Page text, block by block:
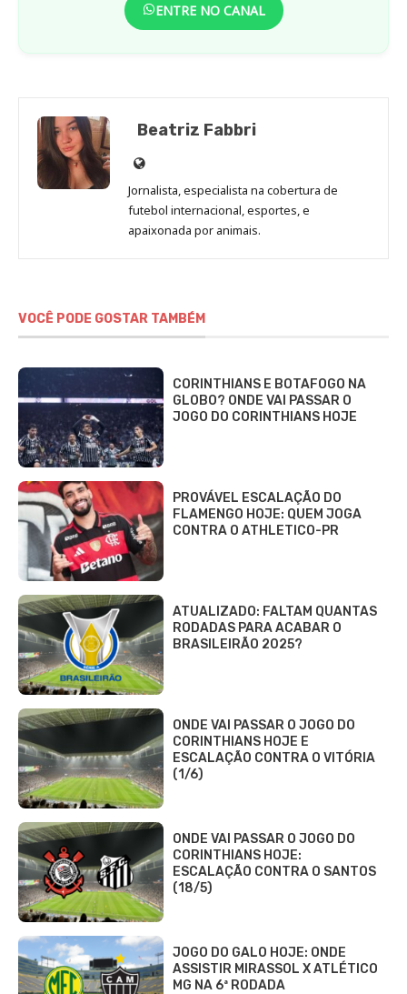
ENTRE NO CANAL
Beatriz Fabbri
Site
de
Beatriz
Fabbri
Jornalista, especialista na cobertura de
futebol internacional, esportes, e
apaixonada por animais.
VOCÊ PODE GOSTAR TAMBÉM
CORINTHIANS E BOTAFOGO NA
GLOBO? ONDE VAI PASSAR O
JOGO DO CORINTHIANS HOJE
PROVÁVEL ESCALAÇÃO DO
FLAMENGO HOJE: QUEM JOGA
CONTRA O ATHLETICO-PR
ATUALIZADO: FALTAM QUANTAS
RODADAS PARA ACABAR O
BRASILEIRÃO 2025?
ONDE VAI PASSAR O JOGO DO
CORINTHIANS HOJE E
ESCALAÇÃO CONTRA O VITÓRIA
(1/6)
ONDE VAI PASSAR O JOGO DO
CORINTHIANS HOJE:
ESCALAÇÃO CONTRA O SANTOS
(18/5)
JOGO DO GALO HOJE: ONDE
ASSISTIR MIRASSOL X ATLÉTICO
MG NA 6ª RODADA